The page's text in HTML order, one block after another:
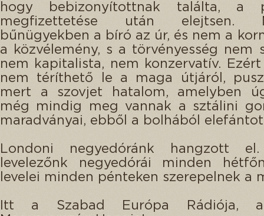
hogy bebizonyítottnak találta, a
megfizettetése után elejtsen.
bűnügyekben a bíró az úr, és nem a
a közvélemény, s a törvényesség nem
nem kapitalista, nem konzervatív.
nem téríthető le a maga útjáról,
mert a szovjet hatalom, amelyben
még mindig meg vannak a sztálini
maradványai, ebből a bolhából
Londoni negyedóránk hangzott
levelezőnk negyedórái minden
levelei minden pénteken szerepelnek a
Itt a Szabad Európa Rádiója, a